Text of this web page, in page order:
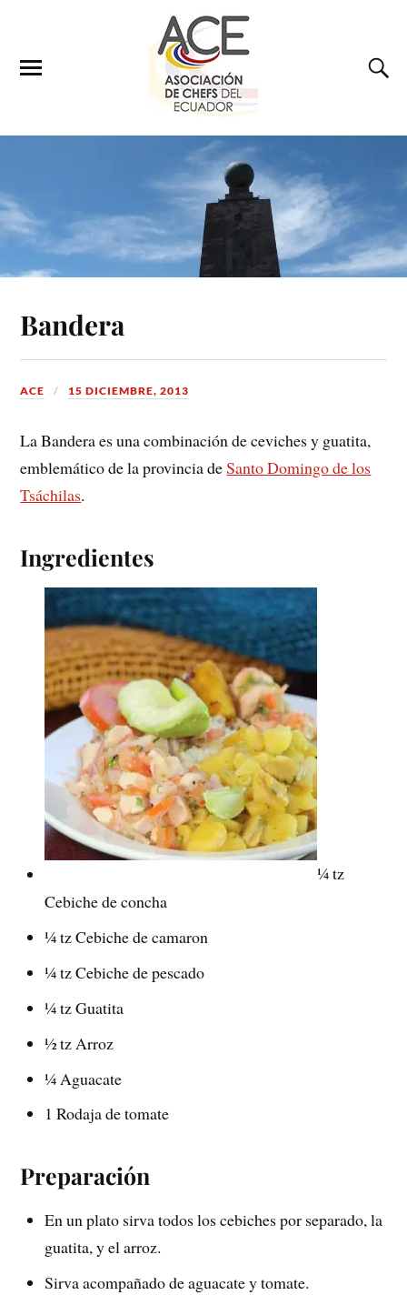
Bandera
ACE 15 DICIEMBRE, 2013
La Bandera es una combinación de ceviches y guatita,
emblemático de la provincia deSanto Domingo de los
Tsáchilas.
Ingredientes
¼ tz
Cebiche de concha
¼ tz Cebiche de camaron
¼ tz Cebiche de pescado
¼ tz Guatita
½ tz Arroz
¼ Aguacate
1 Rodaja de tomate
Preparación
En un plato sirva todos los cebiches por separado, la
guatita, y el arroz.
Sirva acompañado de aguacate y tomate.